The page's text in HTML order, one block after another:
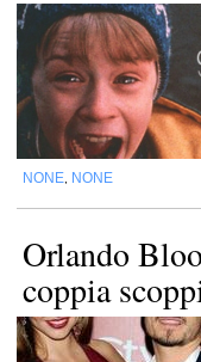
NONE NONE
Orlando
coppia